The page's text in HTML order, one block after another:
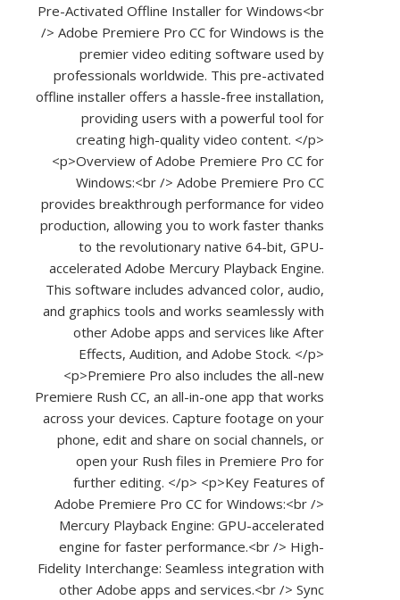
Pre-Activated Offline Installer for Windows<br
/> Adobe Premiere Pro CC for Windows is the
premier video editing software used by
professionals worldwide. This pre-activated
offline installer offers a hassle-free installation,
providing users with a powerful tool for
creating high-quality video content. </p>
<p>Overview of Adobe Premiere Pro CC for
Windows:<br /> Adobe Premiere Pro CC
provides breakthrough performance for video
production, allowing you to work faster thanks
to the revolutionary native 64-bit, GPU-
accelerated Adobe Mercury Playback Engine.
This software includes advanced color, audio,
and graphics tools and works seamlessly with
other Adobe apps and services like After
Effects, Audition, and Adobe Stock. </p>
<p>Premiere Pro also includes the all-new
Premiere Rush CC, an all-in-one app that works
across your devices. Capture footage on your
phone, edit and share on social channels, or
open your Rush files in Premiere Pro for
further editing. </p> <p>Key Features of
Adobe Premiere Pro CC for Windows:<br />
Mercury Playback Engine: GPU-accelerated
engine for faster performance.<br /> High-
Fidelity Interchange: Seamless integration with
other Adobe apps and services.<br /> Sync